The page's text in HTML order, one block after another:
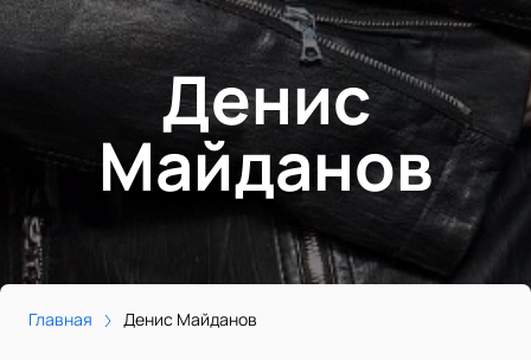
Денис
Майданов
Главная Денис Майданов